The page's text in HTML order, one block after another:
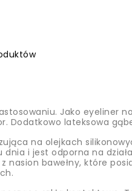
Jako eyeliner
Dodatkowo lateksowa
na olejkach
dnia i jest odporna na
nasion bawełny, które